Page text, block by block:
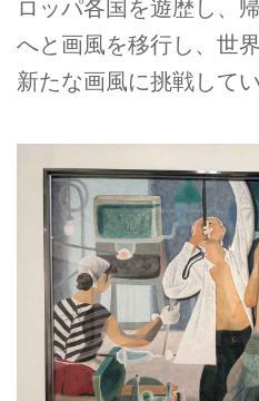
ロッパ各国を遊歴し、
へと画風を移行し、世
新たな画風に挑戦してい